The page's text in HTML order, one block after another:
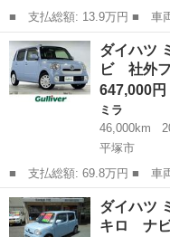
■ 支払総額: 13.9万円 ■ 車両本体価格： 120,000 円 ■ メーカー
名： ダイハツ ■ 車種名
ＸＣ エディション すぐ
数：...
栃木 塩谷郡 ムーヴ
ダイハツ
ビ 社外
647,000円
ミラ
46,000km
平塚市
■ 支払総額: 69.8万円 ■ 車両本体価格： 647,000 円 ■ メーカー
名： ダイハツ ■ 車種名：
Ｘ 社外メモリナビ 社外フ
ンチシート ...
神奈川 平塚市
ダイハツ
キロ ナ